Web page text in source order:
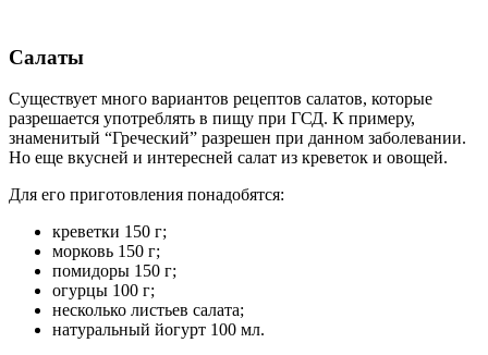
Салаты
Существует много вариантов рецептов салатов, которые
разрешается употреблять в пищу при ГСД. К примеру,
знаменитый “Греческий” разрешен при данном заболевании.
Но еще вкусней и интересней салат из креветок и овощей.
Для его приготовления понадобятся:
креветки 150 г;
морковь 150 г;
помидоры 150 г;
огурцы 100 г;
несколько листьев салата;
натуральный йогурт 100 мл.